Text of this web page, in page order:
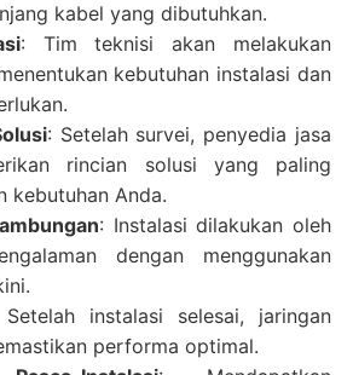
kabel yang dibutuhkan.
: Tim teknisi akan melakukan
kebutuhan instalasi dan
: Setelah survei, penyedia jasa
rincian solusi yang paling
kebutuhan Anda.
: Instalasi dilakukan oleh
dengan menggunakan
instalasi selesai, jaringan
performa optimal.